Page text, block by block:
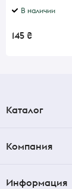
В наличии
145 ₴
Каталог
Компания
Информация